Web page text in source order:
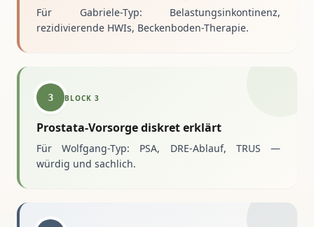
Für Gabriele-Typ: Belastungsinkontinenz,
rezidivierende HWIs, Beckenboden-Therapie.
3 BLOCK 3
Prostata-Vorsorge diskret erklärt
Für Wolfgang-Typ: PSA, DRE-Ablauf, TRUS —
würdig und sachlich.